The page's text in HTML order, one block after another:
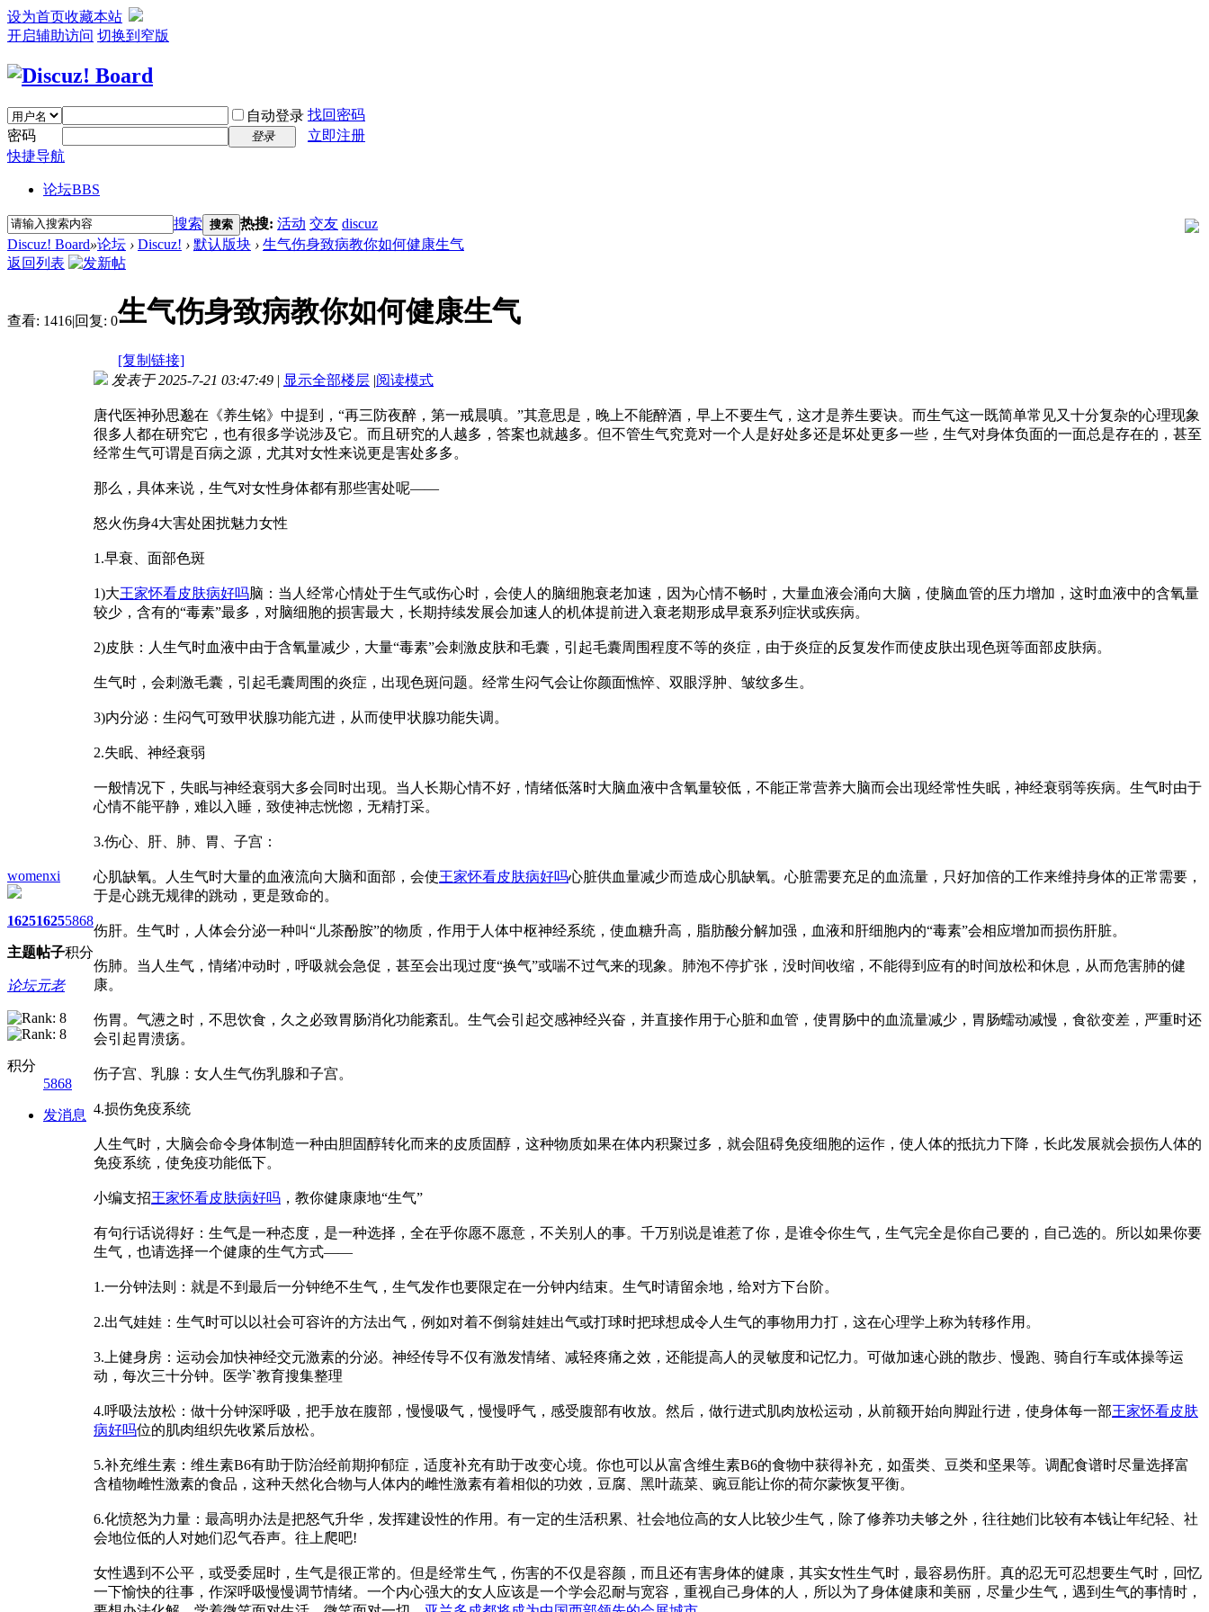
设为首页收藏本站
开启辅助访问 切换到窄版
自动登录 找回密码
密码
登录
立即注册
快捷导航
论坛BBS
搜索 搜索 热搜: 活动 交友 discuz
Discuz! Board»论坛 › Discuz! › 默认版块 › 生气伤身致病教你如何健康生气
返回列表
查看: 1416|回复: 0生气伤身致病教你如何健康生气
[复制链接]
womenxi
1625
主题
1625
帖子
5868
积分
论坛元老
积分
5868
发消息
发表于 2025-7-21 03:47:49 | 显示全部楼层 |阅读模式
唐代医神孙思邈在《养生铭》中提到，“再三防夜醉，第一戒晨嗔。”其意思是，晚上不能醉酒，早上不要生气，这才是养生要诀。而生气这一既简单常见又十分复杂的心理现象
很多人都在研究它，也有很多学说涉及它。而且研究的人越多，答案也就越多。但不管生气究竟对一个人是好处多还是坏处更多一些，生气对身体负面的一面总是存在的，甚至
经常生气可谓是百病之源，尤其对女性来说更是害处多多。
那么，具体来说，生气对女性身体都有那些害处呢——
怒火伤身4大害处困扰魅力女性
1.早衰、面部色斑
1)大王家怀看皮肤病好吗脑：当人经常心情处于生气或伤心时，会使人的脑细胞衰老加速，因为心情不畅时，大量血液会涌向大脑，使脑血管的压力增加，这时血液中的含氧量
较少，含有的“毒素”最多，对脑细胞的损害最大，长期持续发展会加速人的机体提前进入衰老期形成早衰系列症状或疾病。
2)皮肤：人生气时血液中由于含氧量减少，大量“毒素”会刺激皮肤和毛囊，引起毛囊周围程度不等的炎症，由于炎症的反复发作而使皮肤出现色斑等面部皮肤病。
生气时，会刺激毛囊，引起毛囊周围的炎症，出现色斑问题。经常生闷气会让你颜面憔悴、双眼浮肿、皱纹多生。
3)内分泌：生闷气可致甲状腺功能亢进，从而使甲状腺功能失调。
2.失眠、神经衰弱
一般情况下，失眠与神经衰弱大多会同时出现。当人长期心情不好，情绪低落时大脑血液中含氧量较低，不能正常营养大脑而会出现经常性失眠，神经衰弱等疾病。生气时由于
心情不能平静，难以入睡，致使神志恍惚，无精打采。
3.伤心、肝、肺、胃、子宫：
心肌缺氧。人生气时大量的血液流向大脑和面部，会使王家怀看皮肤病好吗心脏供血量减少而造成心肌缺氧。心脏需要充足的血流量，只好加倍的工作来维持身体的正常需要，
于是心跳无规律的跳动，更是致命的。
伤肝。生气时，人体会分泌一种叫“儿茶酚胺”的物质，作用于人体中枢神经系统，使血糖升高，脂肪酸分解加强，血液和肝细胞内的“毒素”会相应增加而损伤肝脏。
伤肺。当人生气，情绪冲动时，呼吸就会急促，甚至会出现过度“换气”或喘不过气来的现象。肺泡不停扩张，没时间收缩，不能得到应有的时间放松和休息，从而危害肺的健
康。
伤胃。气懑之时，不思饮食，久之必致胃肠消化功能紊乱。生气会引起交感神经兴奋，并直接作用于心脏和血管，使胃肠中的血流量减少，胃肠蠕动减慢，食欲变差，严重时还
会引起胃溃疡。
伤子宫、乳腺：女人生气伤乳腺和子宫。
4.损伤免疫系统
人生气时，大脑会命令身体制造一种由胆固醇转化而来的皮质固醇，这种物质如果在体内积聚过多，就会阻碍免疫细胞的运作，使人体的抵抗力下降，长此发展就会损伤人体的
免疫系统，使免疫功能低下。
小编支招王家怀看皮肤病好吗 ，教你健康康地“生气”
有句行话说得好：生气是一种态度，是一种选择，全在乎你愿不愿意，不关别人的事。千万别说是谁惹了你，是谁令你生气，生气完全是你自己要的，自己选的。所以如果你要
生气，也请选择一个健康的生气方式——
1.一分钟法则：就是不到最后一分钟绝不生气，生气发作也要限定在一分钟内结束。生气时请留余地，给对方下台阶。
2.出气娃娃：生气时可以以社会可容许的方法出气，例如对着不倒翁娃娃出气或打球时把球想成令人生气的事物用力打，这在心理学上称为转移作用。
3.上健身房：运动会加快神经交元激素的分泌。神经传导不仅有激发情绪、减轻疼痛之效，还能提高人的灵敏度和记忆力。可做加速心跳的散步、慢跑、骑自行车或体操等运
动，每次三十分钟。医学`教育搜集整理
4.呼吸法放松：做十分钟深呼吸，把手放在腹部，慢慢吸气，慢慢呼气，感受腹部有收放。然后，做行进式肌肉放松运动，从前额开始向脚趾行进，使身体每一部王家怀看皮肤
病好吗位的肌肉组织先收紧后放松。
5.补充维生素：维生素B6有助于防治经前期抑郁症，适度补充有助于改变心境。你也可以从富含维生素B6的食物中获得补充，如蛋类、豆类和坚果等。调配食谱时尽量选择富
含植物雌性激素的食品，这种天然化合物与人体内的雌性激素有着相似的功效，豆腐、黑叶蔬菜、豌豆能让你的荷尔蒙恢复平衡。
6.化愤怒为力量：最高明办法是把怒气升华，发挥建设性的作用。有一定的生活积累、社会地位高的女人比较少生气，除了修养功夫够之外，往往她们比较有本钱让年纪轻、社
会地位低的人对她们忍气吞声。往上爬吧!
女性遇到不公平，或受委屈时，生气是很正常的。但是经常生气，伤害的不仅是容颜，而且还有害身体的健康，其实女性生气时，最容易伤肝。真的忍无可忍想要生气时，回忆
一下愉快的往事，作深呼吸慢慢调节情绪。一个内心强大的女人应该是一个学会忍耐与宽容，重视自己身体的人，所以为了身体健康和美丽，尽量少生气，遇到生气的事情时，